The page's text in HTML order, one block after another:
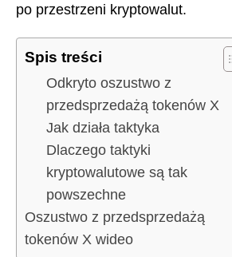
po przestrzeni kryptowalut.
Spis treści
Odkryto oszustwo z
przedsprzedażą tokenów X
Jak działa taktyka
Dlaczego taktyki
kryptowalutowe są tak
powszechne
Oszustwo z przedsprzedażą
tokenów X wideo